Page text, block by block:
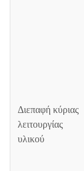
Διεπαφή κύριας
λειτουργίας
υλικού